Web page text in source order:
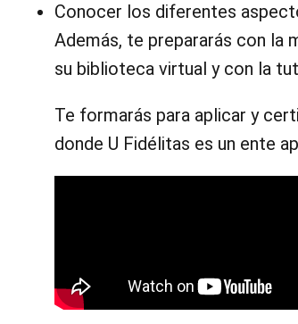
Conocer los diferentes
Además, te prepararás con la
su biblioteca virtual y con la
Te formarás para aplicar y
donde U Fidélitas es un ente